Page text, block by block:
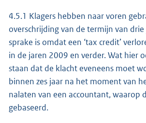
4.5.1 Klagers hebben naar voren
overschrijding van de termijn van drie
sprake is omdat een ‘tax credit’
in de jaren 2009 en verder. Wat hier
staan dat de klacht eveneens moet
binnen zes jaar na het moment van
nalaten van een accountant, waarop
gebaseerd.